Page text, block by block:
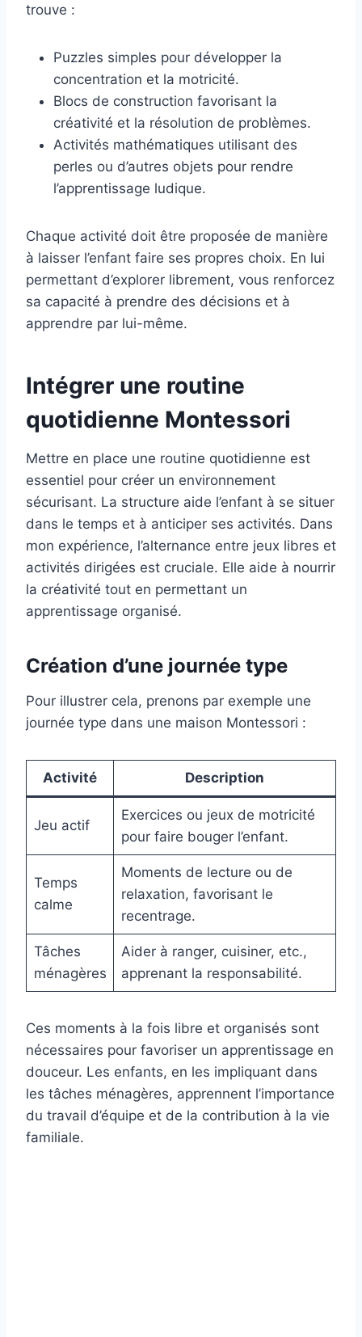
trouve :
Puzzles simples pour développer la
concentration et la motricité.
Blocs de construction favorisant la
créativité et la résolution de problèmes.
Activités mathématiques utilisant des
perles ou d’autres objets pour rendre
l’apprentissage ludique.
Chaque activité doit être proposée de manière
à laisser l’enfant faire ses propres choix. En lui
permettant d’explorer librement, vous renforcez
sa capacité à prendre des décisions et à
apprendre par lui-même.
Intégrer une routine
quotidienne Montessori
Mettre en place une routine quotidienne est
essentiel pour créer un environnement
sécurisant. La structure aide l’enfant à se situer
dans le temps et à anticiper ses activités. Dans
mon expérience, l’alternance entre jeux libres et
activités dirigées est cruciale. Elle aide à nourrir
la créativité tout en permettant un
apprentissage organisé.
Création d’une journée type
Pour illustrer cela, prenons par exemple une
journée type dans une maison Montessori :
Activité Description
Jeu actif
Exercices ou jeux de motricité
pour faire bouger l’enfant.
Temps
calme
Moments de lecture ou de
relaxation, favorisant le
recentrage.
Tâches
ménagères
Aider à ranger, cuisiner, etc.,
apprenant la responsabilité.
Ces moments à la fois libre et organisés sont
nécessaires pour favoriser un apprentissage en
douceur. Les enfants, en les impliquant dans
les tâches ménagères, apprennent l’importance
du travail d’équipe et de la contribution à la vie
familiale.